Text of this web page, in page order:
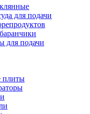
для подачи
для подачи
плиты